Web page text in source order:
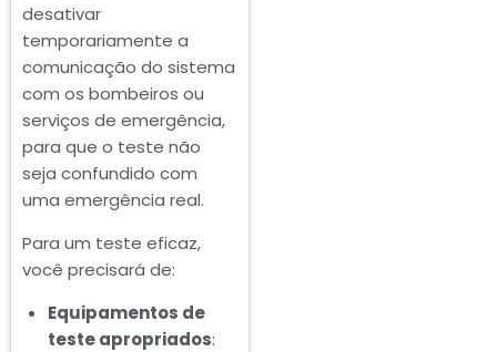
desativar
temporariamente a
comunicação do sistema
com os bombeiros ou
serviços de emergência,
para que o teste não
seja confundido com
uma emergência real.
Para um teste eficaz,
você precisará de:
Equipamentos de
teste apropriados: